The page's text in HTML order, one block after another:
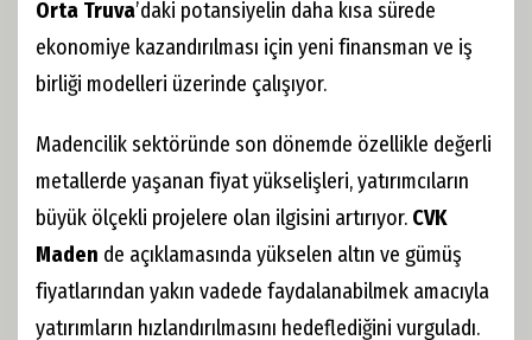
Orta Truva’daki potansiyelin daha kısa sürede
ekonomiye kazandırılması için yeni finansman ve iş
birliği modelleri üzerinde çalışıyor.
Madencilik sektöründe son dönemde özellikle değerli
metallerde yaşanan fiyat yükselişleri, yatırımcıların
büyük ölçekli projelere olan ilgisini artırıyor. CVK
Maden de açıklamasında yükselen altın ve gümüş
fiyatlarından yakın vadede faydalanabilmek amacıyla
yatırımların hızlandırılmasını hedeflediğini vurguladı.